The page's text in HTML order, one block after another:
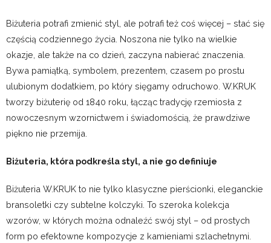
Biżuteria potrafi zmienić styl, ale potrafi też coś więcej – stać się
częścią codziennego życia. Noszona nie tylko na wielkie
okazje, ale także na co dzień, zaczyna nabierać znaczenia.
Bywa pamiątką, symbolem, prezentem, czasem po prostu
ulubionym dodatkiem, po który sięgamy odruchowo. W.KRUK
tworzy biżuterię od 1840 roku, łącząc tradycję rzemiosła z
nowoczesnym wzornictwem i świadomością, że prawdziwe
piękno nie przemija.
Biżuteria, która podkreśla styl, a nie go definiuje
Biżuteria W.KRUK to nie tylko klasyczne pierścionki, eleganckie
bransoletki czy subtelne kolczyki. To szeroka kolekcja
wzorów, w których można odnaleźć swój styl – od prostych
form po efektowne kompozycje z kamieniami szlachetnymi.